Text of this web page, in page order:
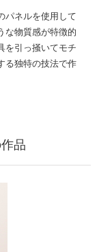
パネルを使用して
な物質感が特徴的
を引っ掻いてモチ
る独特の技法で作
品